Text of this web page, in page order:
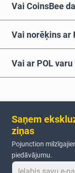
Vai CoinsBee
Vai norēķins ar
Vai ar POL
Saņem
ziņas
Pojunction
piedāvājumu.